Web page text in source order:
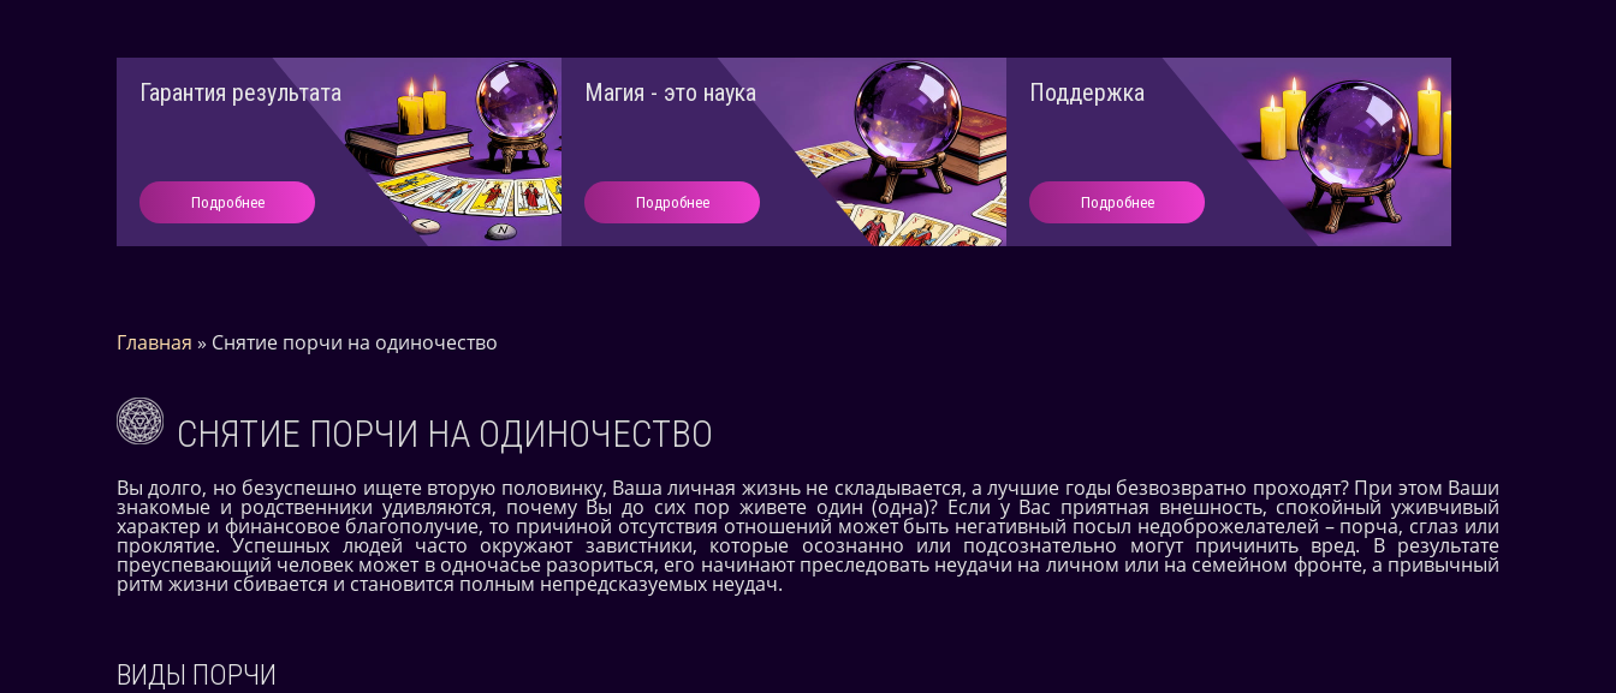
Гарантия результата
Подробнее
Магия - это наука
Подробнее
Поддержка
Подробнее
Главная » Снятие порчи на одиночество
СНЯТИЕ ПОРЧИ НА ОДИНОЧЕСТВО
Вы долго, но безуспешно ищете вторую половинку, Ваша личная жизнь не складывается, а лучшие годы безвозвратно проходят? При этом Ваши
знакомые и родственники удивляются, почему Вы до сих пор живете один (одна)? Если у Вас приятная внешность, спокойный уживчивый
характер и финансовое благополучие, то причиной отсутствия отношений может быть негативный посыл недоброжелателей – порча, сглаз или
проклятие. Успешных людей часто окружают завистники, которые осознанно или подсознательно могут причинить вред. В результате
преуспевающий человек может в одночасье разориться, его начинают преследовать неудачи на личном или на семейном фронте, а привычный
ритм жизни сбивается и становится полным непредсказуемых неудач.
ВИДЫ ПОРЧИ